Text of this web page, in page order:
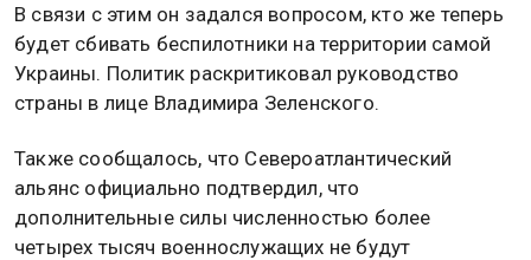
В связи с этим он задался вопросом, кто же теперь
будет сбивать беспилотники на территории самой
Украины. Политик раскритиковал руководство
страны в лице Владимира Зеленского.
Также сообщалось, что Североатлантический
альянс официально подтвердил, что
дополнительные силы численностью более
четырех тысяч военнослужащих не будут